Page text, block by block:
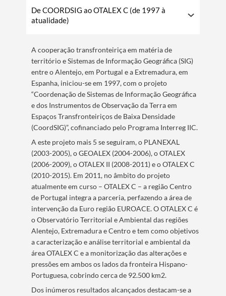
De COORDSIG ao OTALEX C (de 1997 à
atualidade)
A cooperação transfronteiriça em matéria de
território e Sistemas de Informação Geográfica (SIG)
entre o Alentejo, em Portugal e a Extremadura, em
Espanha, iniciou-se em 1997, com o projeto
“Coordenação de Sistemas de Informação Geográfica
e dos Instrumentos de Observação da Terra em
Espaços Transfronteiriços de Baixa Densidade
(CoordSIG)”, cofinanciado pelo Programa Interreg IIC.
A este projeto mais 5 se seguiram, o PLANEXAL
(2003-2005), o GEOALEX (2004-2006), o OTALEX
(2006-2009), o OTALEX II (2008-2011) e o OTALEX C
(2010-2015). Em 2011, no âmbito do projeto
atualmente em curso – OTALEX C – a região Centro
de Portugal integra a parceria, perfazendo a área de
intervenção da Euro região EUROACE. O OTALEX C é
o Observatório Territorial e Ambiental das regiões
Alentejo, Extremadura e Centro e tem como objetivos
a caracterização e análise territorial e ambiental da
área OTALEX C e a monitorização das alterações e
pressões em ambos os lados da fronteira Hispano-
Portuguesa, cobrindo cerca de 92.500 km2.
Dos inúmeros resultados alcançados destacam-se a